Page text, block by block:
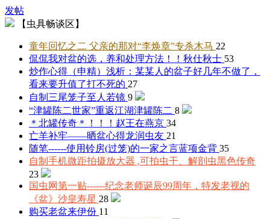
发帖
【虫具畅谈区】
童年回忆之二 父亲的那对“李焕章”专杀木马 22
侃侃我对盆的选，养和处理方法！！ 秋仕秋士 53
炒作心得（申精）浅析：某某人的盆子好几年不做了，
看来要升值了打不死的 27
自制三尾笼子至人若镜 9
“津罐陈二世家”重返江湖津罐陈二 8
＊北罐传奇＊！！！ 赵王在燕京 34
亡羊补牢——晒盆心得龙润虫友 21
随笔------使用铃房(过笼)的一家之言蓝项金背 35
自制手机微距拍摄放大器 ,可拍虫干、解剖虫黑色传奇
23
国虫网第一贴------纪念老师诞辰99周年，特发老视的
《盆》 沙皇寿星 28
购买老盆来伊份 11